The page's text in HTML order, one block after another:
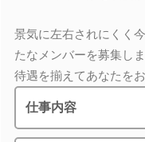
景気に左右されにくく
たなメンバーを募集し
待遇を揃えてあなたをお
仕事内容